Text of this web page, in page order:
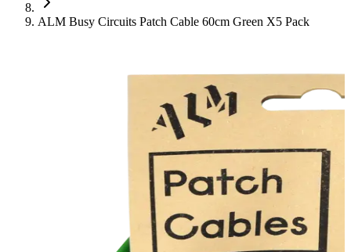
ALM Busy Circuits Patch Cable 60cm Green X5 Pack